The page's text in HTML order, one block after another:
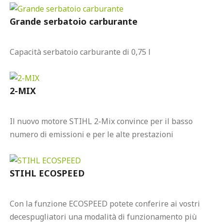
Grande serbatoio carburante
Capacità serbatoio carburante di 0,75 l
2-MIX
Il nuovo motore STIHL 2-Mix convince per il basso
numero di emissioni e per le alte prestazioni
STIHL ECOSPEED
Con la funzione ECOSPEED potete conferire ai vostri
decespugliatori una modalità di funzionamento più